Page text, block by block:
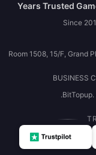
Since
Room 1508, 15/F, Grand
BUSINESS